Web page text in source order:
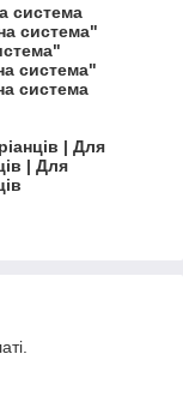
система
система"
система"
система
| Для
| Для